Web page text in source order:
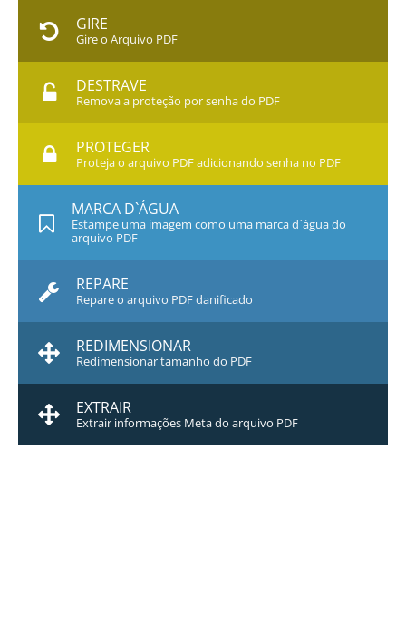
GIRE
Gire o Arquivo PDF
DESTRAVE
Remova a proteção por senha do PDF
PROTEGER
Proteja o arquivo PDF adicionando senha no PDF
MARCA D`ÁGUA
Estampe uma imagem como uma marca d`água do
arquivo PDF
REPARE
Repare o arquivo PDF danificado
REDIMENSIONAR
Redimensionar tamanho do PDF
EXTRAIR
Extrair informações Meta do arquivo PDF